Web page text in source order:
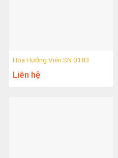
Hoa Hướng Viễn SN 0183
Liên hệ